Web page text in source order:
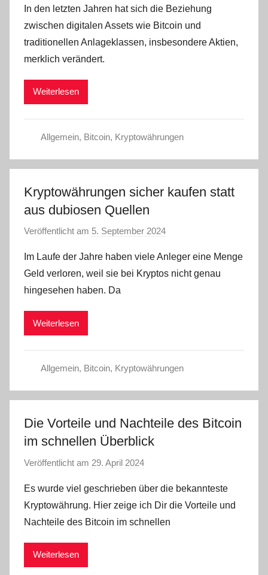
n
a
d
In den letzten Jahren hat sich die Beziehung
zwischen digitalen Assets wie Bitcoin und
traditionellen Anlageklassen, insbesondere Aktien,
merklich verändert.
Weiterlesen
Allgemein, Bitcoin, Kryptowährungen
Kryptowährungen sicher kaufen statt
aus dubiosen Quellen
Veröffentlicht am 5. September 2024
n
a
Im Laufe der Jahre haben viele Anleger eine Menge
Geld verloren, weil sie bei Kryptos nicht genau
hingesehen haben. Da
Weiterlesen
Allgemein, Bitcoin, Kryptowährungen
Die Vorteile und Nachteile des Bitcoin
im schnellen Überblick
Veröffentlicht am 29. April 2024
n
a
d
Es wurde viel geschrieben über die bekannteste
Kryptowährung. Hier zeige ich Dir die Vorteile und
Nachteile des Bitcoin im schnellen
Weiterlesen